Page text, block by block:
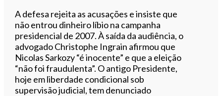
A defesa rejeita as acusações e insiste que
não entrou dinheiro líbio na campanha
presidencial de 2007. À saída da audiência, o
advogado Christophe Ingrain afirmou que
Nicolas Sarkozy “é inocente” e que a eleição
“não foi fraudulenta”. O antigo Presidente,
hoje em liberdade condicional sob
supervisão judicial, tem denunciado